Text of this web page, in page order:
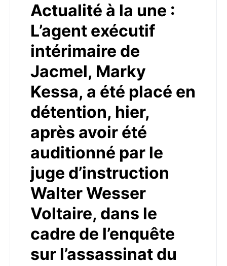
Actualité à la une :
L’agent exécutif
intérimaire de
Jacmel, Marky
Kessa, a été placé en
détention, hier,
après avoir été
auditionné par le
juge d’instruction
Walter Wesser
Voltaire, dans le
cadre de l’enquête
sur l’assassinat du